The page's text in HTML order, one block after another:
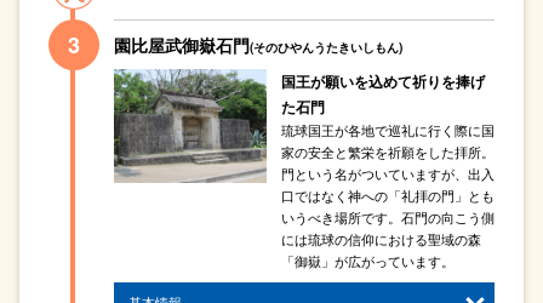
園比屋武御嶽石門(そのひやんうたきいしもん)
国王が願いを込めて祈りを捧げ
た石門
琉球国王が各地で巡礼に行く際に国
家の安全と繁栄を祈願をした拝所。
門という名がついていますが、出入
口ではなく神への「礼拝の門」とも
いうべき場所です。石門の向こう側
には琉球の信仰における聖域の森
「御嶽」が広がっています。